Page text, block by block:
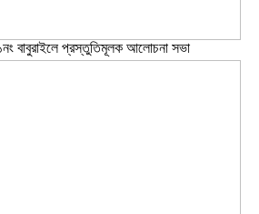
বাবুরাইলে প্রস্তুতিমূলক আলোচনা সভা